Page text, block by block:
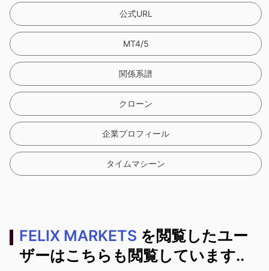
公式URL
MT4/5
関係系譜
クローン
企業プロフィール
タイムマシーン
FELIX MARKETS を閲覧したユー
ザーはこちらも閲覧しています..